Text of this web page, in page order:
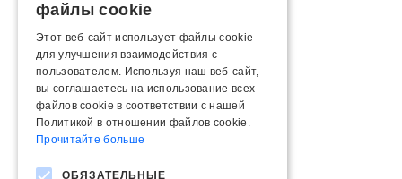
файлы cookie
Этот веб-сайт использует файлы cookie
для улучшения взаимодействия с
пользователем. Используя наш веб-сайт,
вы соглашаетесь на использование всех
файлов cookie в соответствии с нашей
Политикой в ​​отношении файлов cookie.
Прочитайте больше
ОБЯЗАТЕЛЬНЫЕ